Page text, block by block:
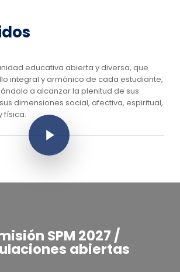
educativa abierta y diversa, que
integral y armónico de cada estudiante,
a alcanzar la plenitud de sus
dimensiones social, afectiva, espiritual,
física.
Play Video
SPM 2027 /
abiertas